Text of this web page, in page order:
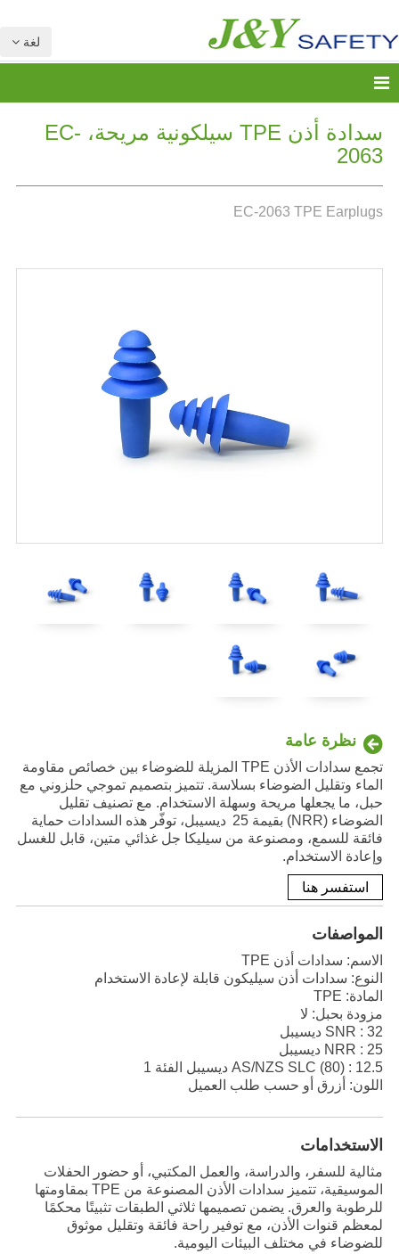
لغة
سدادة أذن TPE سيلكونية مريحة، EC-
2063
EC-2063 TPE Earplugs
نظرة عامة
تجمع سدادات الأذن TPE المزيلة للضوضاء بين خصائص مقاومة
الماء وتقليل الضوضاء بسلاسة. تتميز بتصميم تموجي حلزوني مع
حبل، ما يجعلها مريحة وسهلة الاستخدام. مع تصنيف تقليل
الضوضاء (NRR) بقيمة 25 ديسيبل، توفّر هذه السدادات حماية
فائقة للسمع، ومصنوعة من سيليكا جل غذائي متين، قابل للغسل
وإعادة الاستخدام.
استفسر هنا
المواصفات
الاسم: سدادات أذن TPE
النوع: سدادات أذن سيليكون قابلة لإعادة الاستخدام
المادة: TPE
مزودة بحبل: لا
SNR : 32 ديسيبل
NRR : 25 ديسيبل
AS/NZS SLC (80) : 12.5 ديسيبل الفئة 1
اللون: أزرق أو حسب طلب العميل
الاستخدامات
مثالية للسفر، والدراسة، والعمل المكتبي، أو حضور الحفلات
الموسيقية، تتميز سدادات الأذن المصنوعة من TPE بمقاومتها
للرطوبة والعرق. يضمن تصميمها ثلاثي الطبقات تثبيتًا محكمًا
لمعظم قنوات الأذن، مع توفير راحة فائقة وتقليل موثوق
للضوضاء في مختلف البيئات اليومية.